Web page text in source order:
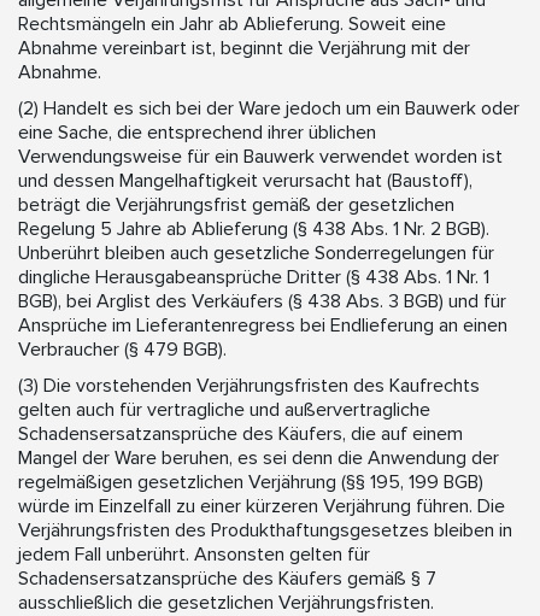
Rechtsmängeln ein Jahr ab Ablieferung. Soweit eine
Abnahme vereinbart ist, beginnt die Verjährung mit der
Abnahme.
(2) Handelt es sich bei der Ware jedoch um ein Bauwerk oder
eine Sache, die entsprechend ihrer üblichen
Verwendungsweise für ein Bauwerk verwendet worden ist
und dessen Mangelhaftigkeit verursacht hat (Baustoff),
beträgt die Verjährungsfrist gemäß der gesetzlichen
Regelung 5 Jahre ab Ablieferung (§ 438 Abs. 1 Nr. 2 BGB).
Unberührt bleiben auch gesetzliche Sonderregelungen für
dingliche Herausgabeansprüche Dritter (§ 438 Abs. 1 Nr. 1
BGB), bei Arglist des Verkäufers (§ 438 Abs. 3 BGB) und für
Ansprüche im Lieferantenregress bei Endlieferung an einen
Verbraucher (§ 479 BGB).
(3) Die vorstehenden Verjährungsfristen des Kaufrechts
gelten auch für vertragliche und außervertragliche
Schadensersatzansprüche des Käufers, die auf einem
Mangel der Ware beruhen, es sei denn die Anwendung der
regelmäßigen gesetzlichen Verjährung (§§ 195, 199 BGB)
würde im Einzelfall zu einer kürzeren Verjährung führen. Die
Verjährungsfristen des Produkthaftungsgesetzes bleiben in
jedem Fall unberührt. Ansonsten gelten für
Schadensersatzansprüche des Käufers gemäß § 7
ausschließlich die gesetzlichen Verjährungsfristen.